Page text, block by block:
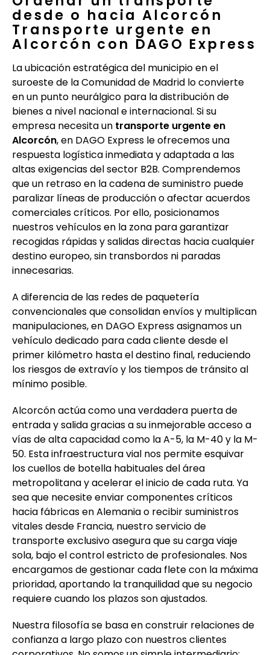
desde o hacia Alcorcón
Transporte urgente en
Alcorcón con DAGO Express
La ubicación estratégica del municipio en el
suroeste de la Comunidad de Madrid lo convierte
en un punto neurálgico para la distribución de
bienes a nivel nacional e internacional. Si su
empresa necesita un transporte urgente en
Alcorcón, en DAGO Express le ofrecemos una
respuesta logística inmediata y adaptada a las
altas exigencias del sector B2B. Comprendemos
que un retraso en la cadena de suministro puede
paralizar líneas de producción o afectar acuerdos
comerciales críticos. Por ello, posicionamos
nuestros vehículos en la zona para garantizar
recogidas rápidas y salidas directas hacia cualquier
destino europeo, sin transbordos ni paradas
innecesarias.
A diferencia de las redes de paquetería
convencionales que consolidan envíos y multiplican
manipulaciones, en DAGO Express asignamos un
vehículo dedicado para cada cliente desde el
primer kilómetro hasta el destino final, reduciendo
los riesgos de extravío y los tiempos de tránsito al
mínimo posible.
Alcorcón actúa como una verdadera puerta de
entrada y salida gracias a su inmejorable acceso a
vías de alta capacidad como la A-5, la M-40 y la M-
50. Esta infraestructura vial nos permite esquivar
los cuellos de botella habituales del área
metropolitana y acelerar el inicio de cada ruta. Ya
sea que necesite enviar componentes críticos
hacia fábricas en Alemania o recibir suministros
vitales desde Francia, nuestro servicio de
transporte exclusivo asegura que su carga viaje
sola, bajo el control estricto de profesionales. Nos
encargamos de gestionar cada flete con la máxima
prioridad, aportando la tranquilidad que su negocio
requiere cuando los plazos son ajustados.
Nuestra filosofía se basa en construir relaciones de
confianza a largo plazo con nuestros clientes